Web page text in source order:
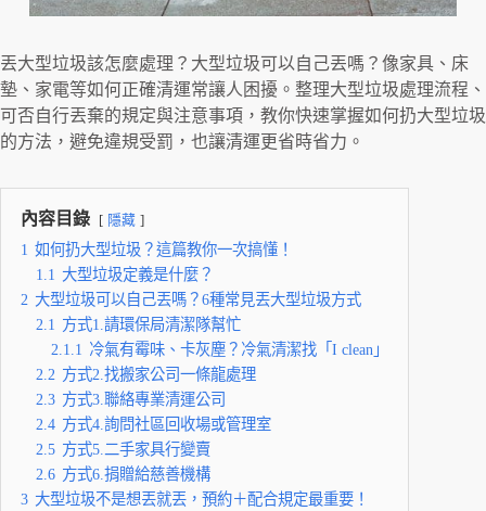
丟大型垃圾該怎麼處理？大型垃圾可以自己丟嗎？像家具、床
墊、家電等如何正確清運常讓人困擾。整理大型垃圾處理流程、
可否自行丟棄的規定與注意事項，教你快速掌握如何扔大型垃圾
的方法，避免違規受罰，也讓清運更省時省力。
內容目錄 隱藏
1 如何扔大型垃圾？這篇教你一次搞懂！
1.1 大型垃圾定義是什麼？
2 大型垃圾可以自己丟嗎？6種常見丟大型垃圾方式
2.1 方式1.請環保局清潔隊幫忙
2.1.1 冷氣有霉味、卡灰塵？冷氣清潔找「I clean」
2.2 方式2.找搬家公司一條龍處理
2.3 方式3.聯絡專業清運公司
2.4 方式4.詢問社區回收場或管理室
2.5 方式5.二手家具行變賣
2.6 方式6.捐贈給慈善機構
3 大型垃圾不是想丟就丟，預約＋配合規定最重要！